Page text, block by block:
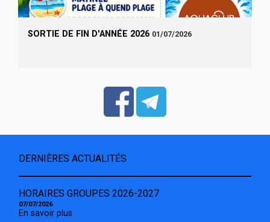
SORTIE DE FIN D'ANNÉE 2026 01/07/2026
DERNIÈRES ACTUALITÉS
HORAIRES GROUPES 2026-2027
07/07/2026
En savoir plus